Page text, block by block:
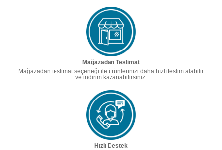
Mağazadan Teslimat
Mağazadan teslimat seçeneği ile ürünlerinizi daha hızlı teslim alabilir
ve indirim kazanabilirsiniz.
Hızlı Destek